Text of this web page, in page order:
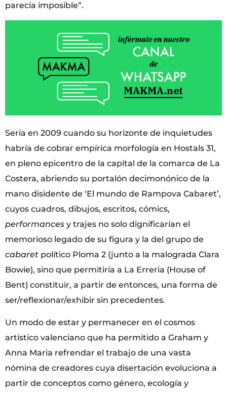
parecía imposible”.
Sería en 2009 cuando su horizonte de inquietudes
habría de cobrar empírica morfología en Hostals 31,
en pleno epicentro de la capital de la comarca de La
Costera, abriendo su portalón decimonónico de la
mano disidente de ‘El mundo de Rampova Cabaret’,
cuyos cuadros, dibujos, escritos, cómics,
performances y trajes no solo dignificarían el
memorioso legado de su figura y la del grupo de
cabaret político Ploma 2 (junto a la malograda Clara
Bowie), sino que permitiría a La Erreria (House of
Bent) constituir, a partir de entonces, una forma de
ser/reflexionar/exhibir sin precedentes.
Un modo de estar y permanecer en el cosmos
artístico valenciano que ha permitido a Graham y
Anna Maria refrendar el trabajo de una vasta
nómina de creadores cuya disertación evoluciona a
partir de conceptos como género, ecología y